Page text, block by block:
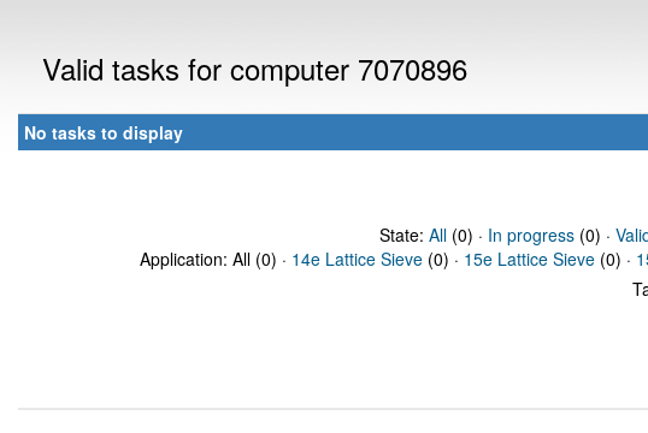
Valid tasks for computer 7070896
No tasks to display
State: All(0) · In progress(0) ·
Application: All (0) · 14e Lattice Sieve (0) · 15e Lattice Sieve (0) ·